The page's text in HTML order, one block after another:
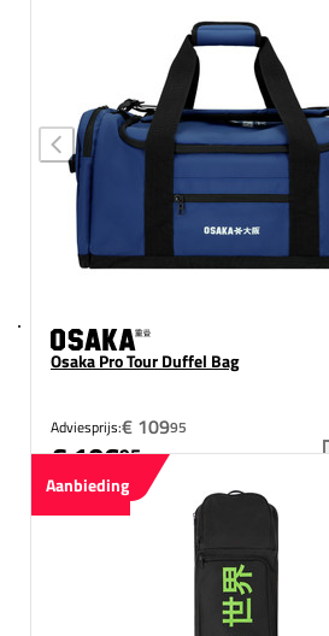
Osaka Pro Tour Duffel Bag
Adviesprijs:€ 10995
€ 10695
Aanbieding